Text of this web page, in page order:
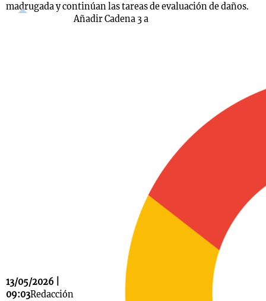
madrugada y continúan las tareas de evaluación de daños.
13/05/2026 |
09:03Redacción
Añadir Cadena 3 a
La Sole en
Cadena 3